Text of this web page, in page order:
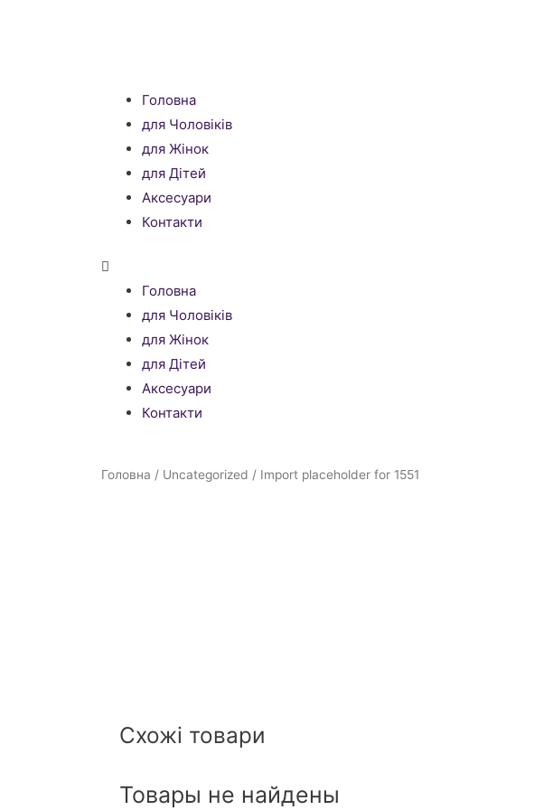
Головна
для Чоловіків
для Жінок
для Дітей
Аксесуари
Контакти
Головна
для Чоловіків
для Жінок
для Дітей
Аксесуари
Контакти
Головна / Uncategorized / Import placeholder for 1551
Схожі товари
Товары не найдены